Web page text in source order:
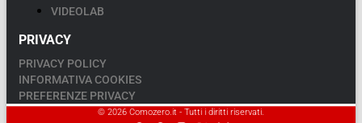
VIDEOLAB
PRIVACY
PRIVACY POLICY
INFORMATIVA COOKIES
PREFERENZE PRIVACY
© 2026 Comozero.it - Tutti i diritti riservati.